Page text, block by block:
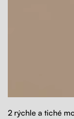
2 rýchle a tiché